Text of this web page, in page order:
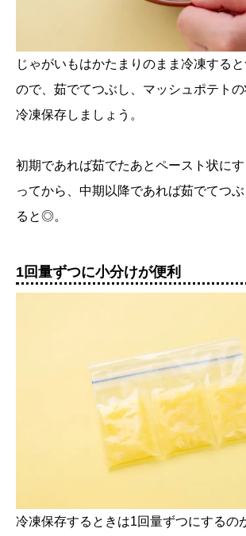
じゃがいもはかたまりのまま冷凍する
ので、茹でてつぶし、マッシュポテト
冷凍保存しましょう。
初期であれば茹でたあとペースト状に
ってから、中期以降であれば茹でてつ
ると◎。
1回量ずつに小分けが便利
冷凍保存するときは1回量ずつにするの